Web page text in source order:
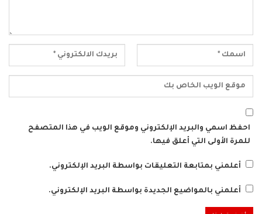
احفظ اسمي والبريد الإلكتروني وموقع الويب في هذا المتصفح
للمرة الأولى التي أعلق فيها.
أعلمني بمتابعة التعليقات بواسطة البريد الإلكتروني.
أعلمني بالمواضيع الجديدة بواسطة البريد الإلكتروني.